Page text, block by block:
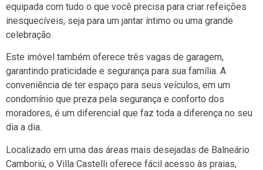
equipada com tudo o que você precisa para criar refeições
inesquecíveis, seja para um jantar íntimo ou uma grande
celebração.
Este imóvel também oferece três vagas de garagem,
garantindo praticidade e segurança para sua família. A
conveniência de ter espaço para seus veículos, em um
condomínio que preza pela segurança e conforto dos
moradores, é um diferencial que faz toda a diferença no seu
dia a dia.
Localizado em uma das áreas mais desejadas de Balneário
Camboriú, o Villa Castelli oferece fácil acesso às praias,